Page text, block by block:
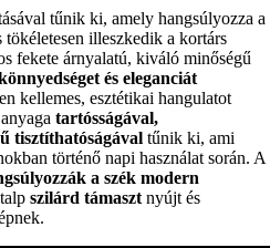
tűnik ki, amely hangsúlyozza a
illeszkedik a kortárs
fekete árnyalatú, kiváló minőségű
és eleganciát
kellemes, esztétikai hangulatot
anyagatartósságával,
tisztíthatóságával tűnik ki, ami
történő napi használat során. A
a szék modern
talpszilárd támaszt nyújt és